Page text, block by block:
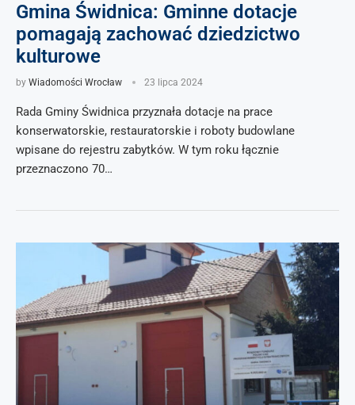
Gmina Świdnica: Gminne dotacje
pomagają zachować dziedzictwo
kulturowe
by Wiadomości Wrocław 23 lipca 2024
Rada Gminy Świdnica przyznała dotacje na prace
konserwatorskie, restauratorskie i roboty budowlane
wpisane do rejestru zabytków. W tym roku łącznie
przeznaczono 70…